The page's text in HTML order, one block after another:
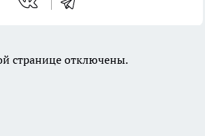
странице отключены.